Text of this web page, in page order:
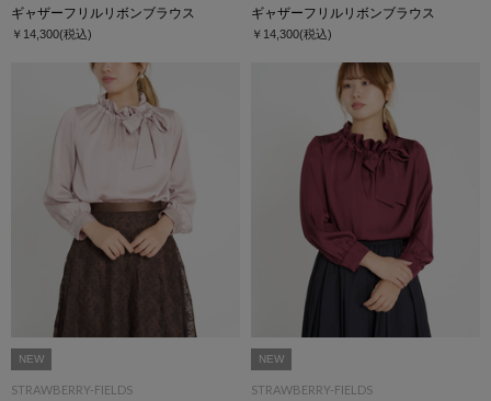
ギャザーフリルリボンブラウス
￥14,300(税込)
ギャザーフリルリボンブラウス
￥14,300(税込)
NEW
STRAWBERRY-FIELDS
NEW
STRAWBERRY-FIELDS